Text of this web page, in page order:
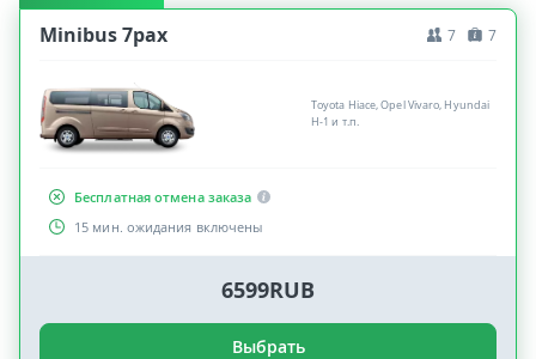
Minibus 7pax 7 7
Toyota Hiace, Opel Vivaro, Hyundai
H-1 и т.п.
Бесплатная отмена заказа
15 мин. ожидания включены
6599RUB
Выбрать